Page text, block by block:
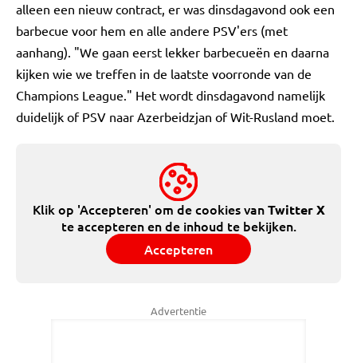
alleen een nieuw contract, er was dinsdagavond ook een
barbecue voor hem en alle andere PSV'ers (met
aanhang). "We gaan eerst lekker barbecueën en daarna
kijken wie we treffen in de laatste voorronde van de
Champions League." Het wordt dinsdagavond namelijk
duidelijk of PSV naar Azerbeidzjan of Wit-Rusland moet.
Klik op 'Accepteren' om de cookies vanTwitter X
te accepteren en de inhoud te bekijken.
Accepteren
Advertentie